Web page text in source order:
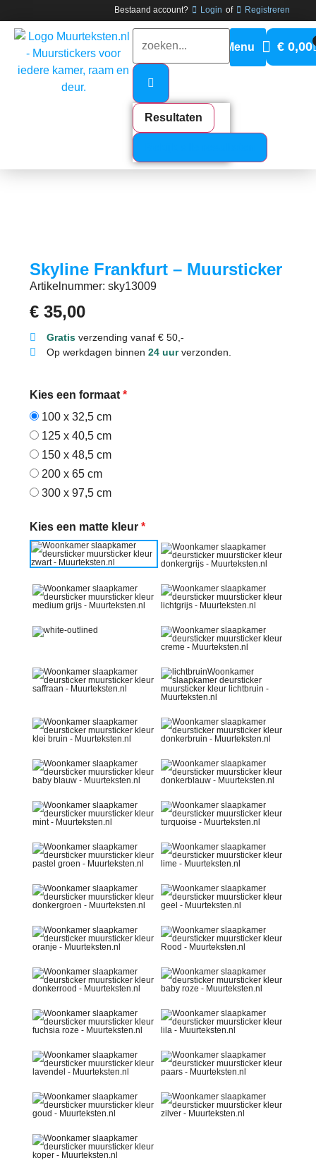
Bestaand account? Login of Registreren
Resultaten
€0,00
Skyline Frankfurt – Muursticker
Artikelnummer: sky13009
€ 35,00
Gratisverzending vanaf € 50,-
Op werkdagen binnen 24 uurverzonden.
Kies een formaat *
100 x 32,5 cm
125 x 40,5 cm
150 x 48,5 cm
200 x 65 cm
300 x 97,5 cm
Kies een matte kleur *